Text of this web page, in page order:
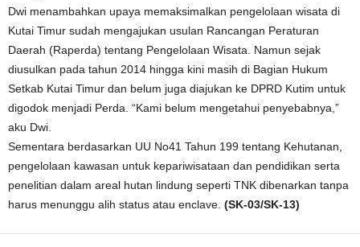
Dwi menambahkan upaya memaksimalkan pengelolaan wisata di
Kutai Timur sudah mengajukan usulan Rancangan Peraturan
Daerah (Raperda) tentang Pengelolaan Wisata. Namun sejak
diusulkan pada tahun 2014 hingga kini masih di Bagian Hukum
Setkab Kutai Timur dan belum juga diajukan ke DPRD Kutim untuk
digodok menjadi Perda. “Kami belum mengetahui penyebabnya,”
aku Dwi.
Sementara berdasarkan UU No41 Tahun 199 tentang Kehutanan,
pengelolaan kawasan untuk kepariwisataan dan pendidikan serta
penelitian dalam areal hutan lindung seperti TNK dibenarkan tanpa
harus menunggu alih status atau enclave. (SK-03/SK-13)